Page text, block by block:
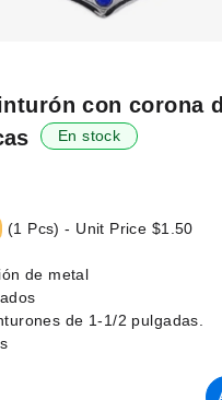
con corona
En stock
(1 Pcs) - Unit Price $1.50
de metal
de 1-1/2 pulgadas.